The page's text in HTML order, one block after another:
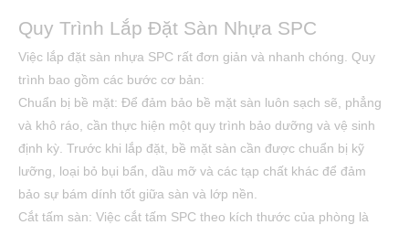
Quy Trình Lắp Đặt Sàn Nhựa SPC
Việc lắp đặt sàn nhựa SPC rất đơn giản và nhanh chóng. Quy
trình bao gồm các bước cơ bản:
Chuẩn bị bề mặt: Để đảm bảo bề mặt sàn luôn sạch sẽ, phẳng
và khô ráo, cần thực hiện một quy trình bảo dưỡng và vệ sinh
định kỳ. Trước khi lắp đặt, bề mặt sàn cần được chuẩn bị kỹ
lưỡng, loại bỏ bụi bẩn, dầu mỡ và các tạp chất khác để đảm
bảo sự bám dính tốt giữa sàn và lớp nền.
Cắt tấm sàn: Việc cắt tấm SPC theo kích thước của phòng là